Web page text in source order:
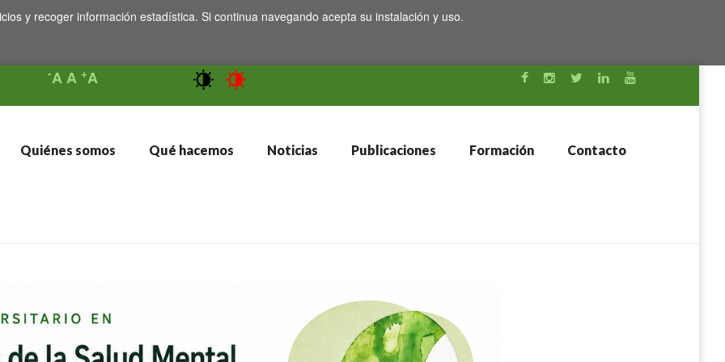
y recoger información estadística. Si continua navegando acepta su instalación y uso.
-AA +A
Quiénes somos Qué hacemos Noticias Publicaciones Formación Contacto